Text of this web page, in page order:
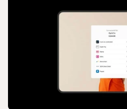
Læs de seneste Mollie nyheder
Kom og arbejd hos os - vi søger nye
Find ud af, hvorfor Mollie er på din
Kontakt vores kundesupport
Kontakt salg